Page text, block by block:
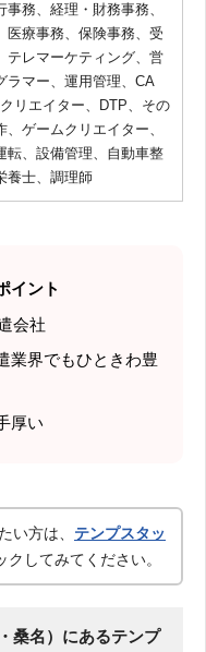
務、経理・財務事務、
医療事務、保険事務、受
テレマーケティング、営
ラマー、運用管理、CA
リエイター、DTP、その
ゲームクリエイター、
転、設備管理、自動車整
養士、調理師
イント
会社
業界でもひときわ豊
厚い
い方は、 テンプスタッ
クしてみてください。
桑名）にあるテンプ